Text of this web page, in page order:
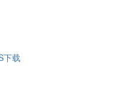
下载